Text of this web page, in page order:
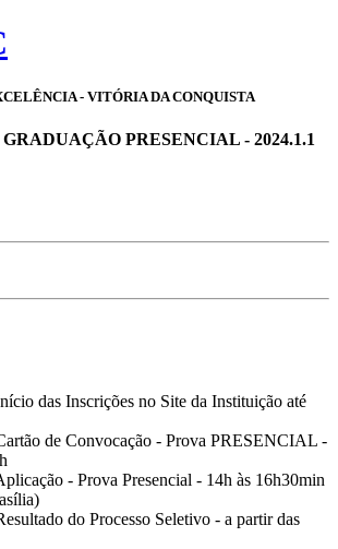
- VITÓRIA DA CONQUISTA
PRESENCIAL - 2024.1.1
das Inscrições no Site da Instituição até
de Convocação - Prova PRESENCIAL -
- Prova Presencial - 14h às 16h30min
do Processo Seletivo - a partir das